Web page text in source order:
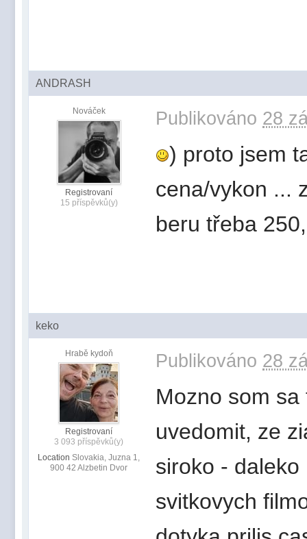
ANDRASH
Nováček
Registrovaní
15 příspěvků(y)
Publikováno 28
) proto jsem
cena/vykon ...
beru třeba
keko
Hrabě kydoň
Registrovaní
3 093 příspěvků(y)
Location Slovakia, Juzna 1,
900 42 Alzbetin Dvor
Publikováno 28
Mozno som
uvedomit, ze
siroko -
svitkovych